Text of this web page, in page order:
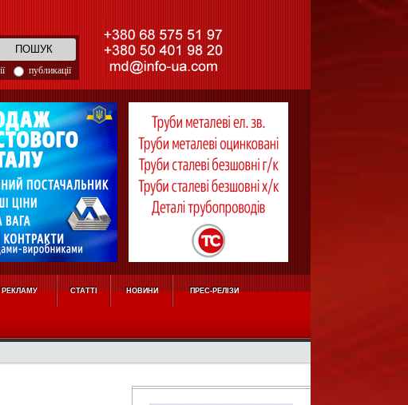
публикації
РЕКЛАМУ СТАТТІ НОВИНИ ПРЕС-РЕЛІЗИ